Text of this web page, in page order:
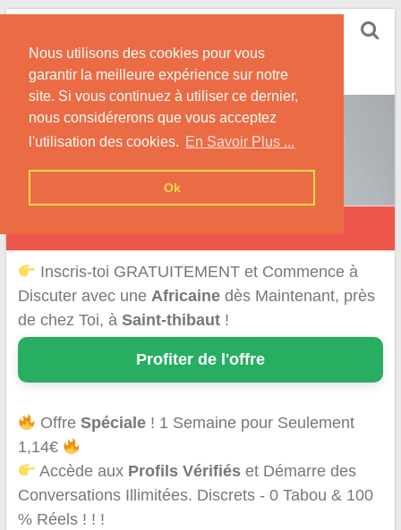
Nous utilisons des cookies pour vous
garantir la meilleure expérience sur notre
site. Si vous continuez à utiliser ce dernier,
nous considérerons que vous acceptez
l'utilisation des cookies. En Savoir Plus ...
Ok
Skip
content
Conseils et Infos pour la Rencontre d'une Belle
Africaine !
Inscris-toi GRATUITEMENT et Commence à
Discuter avec une Africainedès Maintenant, près
de chez Toi, à Saint-thibaut!
Profiter de l'offre
OffreSpéciale ! 1 Semaine pour Seulement
1,14€
Accède aux Profils Vérifiés et Démarre des
Conversations Illimitées. Discrets - 0 Tabou & 100
% Réels ! ! !